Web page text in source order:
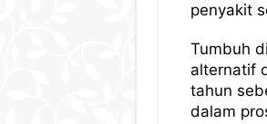
penyakit
Tumbuh
alternatif
tahun
dalam